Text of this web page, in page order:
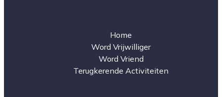
Home
Word Vrijwilliger
Word Vriend
Terugkerende Activiteiten